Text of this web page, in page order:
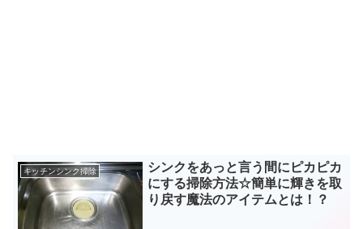
キッチンシンク掃除
シンクをあっと言う間にピカピカ
にする掃除方法☆簡単に輝きを取
り戻す魔法のアイテムとは！？